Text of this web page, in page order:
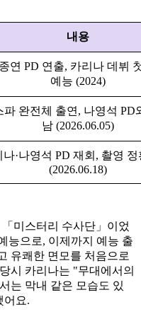
내용
연 PD 연출, 카리나 데뷔
예능 (2024)
파 완전체 출연, 나영석 PD
남 (2026.06.05)
나·나영석 PD 재회, 촬영
(2026.06.18)
미스터리 수사단」이었
능으로, 이제까지 예능 출
유쾌한 면모를 처음으로
시 카리나는 "무대에서의
는 막내 같은 모습도 있
어요.